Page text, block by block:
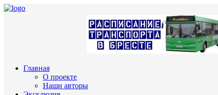
Главная
О проекте
Наши авторы